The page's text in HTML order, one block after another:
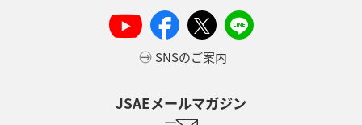
SNSのご案内
JSAEメールマガジン